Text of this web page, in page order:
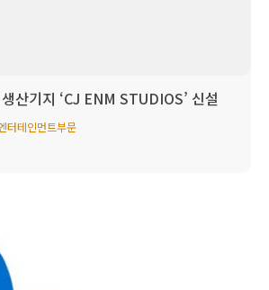
산기지 ‘CJ ENM STUDIOS’ 신설
터테인먼트부문